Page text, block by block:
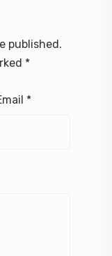
published.
*
*